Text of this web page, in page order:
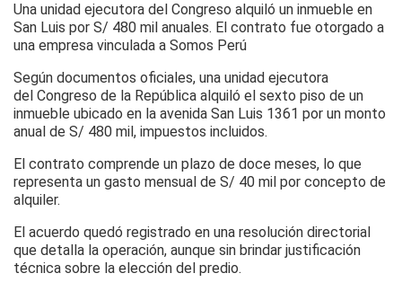
Una unidad ejecutora del Congreso alquiló un inmueble en
San Luis por S/ 480 mil anuales. El contrato fue otorgado a
una empresa vinculada a Somos Perú
Según documentos oficiales, una unidad ejecutora
del Congreso de la República alquiló el sexto piso de un
inmueble ubicado en la avenida San Luis 1361 por un monto
anual de S/ 480 mil, impuestos incluidos.
El contrato comprende un plazo de doce meses, lo que
representa un gasto mensual de S/ 40 mil por concepto de
alquiler.
El acuerdo quedó registrado en una resolución directorial
que detalla la operación, aunque sin brindar justificación
técnica sobre la elección del predio.